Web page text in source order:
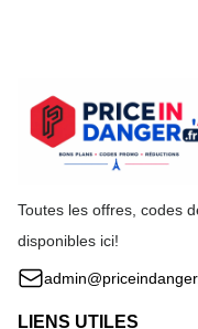
Toutes les offres, codes
disponibles ici!
LIENS UTILES